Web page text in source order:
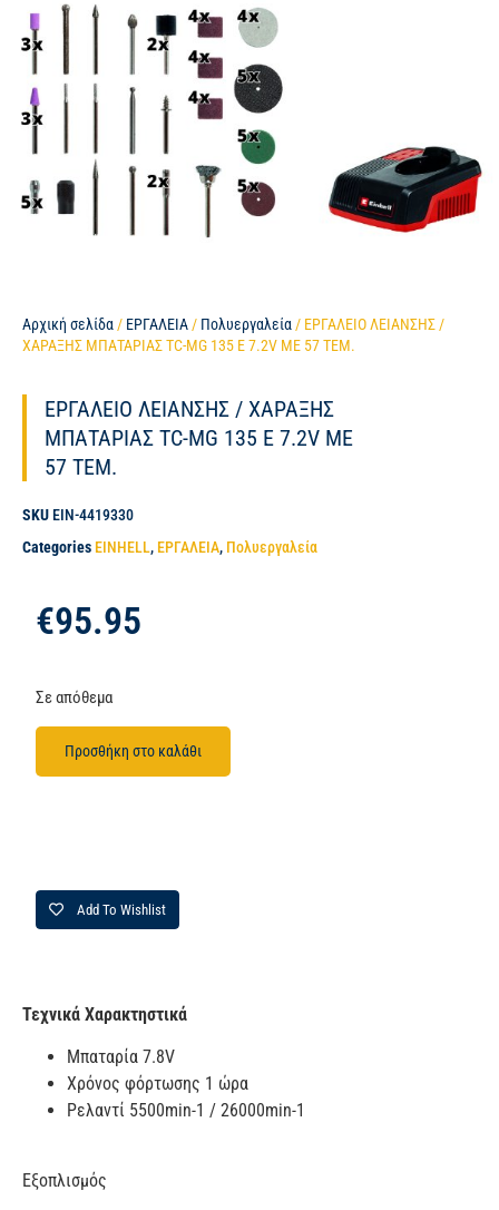
Αρχική σελίδα / ΕΡΓΑΛΕΙΑ / Πολυεργαλεία / ΕΡΓΑΛΕΙΟ ΛΕΙΑΝΣΗΣ /
ΧΑΡΑΞΗΣ ΜΠΑΤΑΡΙΑΣ TC-MG 135 E 7.2V ΜΕ 57 ΤΕΜ.
ΕΡΓΑΛΕΙΟ ΛΕΙΑΝΣΗΣ / ΧΑΡΑΞΗΣ
ΜΠΑΤΑΡΙΑΣ TC-MG 135 E 7.2V ΜΕ
57 ΤΕΜ.
SKU EIN-4419330
Categories EINHELL, ΕΡΓΑΛΕΙΑ, Πολυεργαλεία
€95.95
Σε απόθεμα
Προσθήκη στο καλάθι
Add To Wishlist
Τεχνικά Χαρακτηστικά
Μπαταρία 7.8V
Χρόνος φόρτωσης 1 ώρα
Ρελαντί 5500min-1 / 26000min-1
Εξοπλισμός